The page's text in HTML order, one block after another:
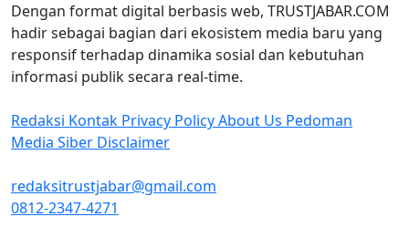
Dengan format digital berbasis web, TRUSTJABAR.COM
hadir sebagai bagian dari ekosistem media baru yang
responsif terhadap dinamika sosial dan kebutuhan
informasi publik secara real-time.
Redaksi Kontak Privacy PolicyAbout Us Pedoman
Media Siber Disclaimer
redaksitrustjabar@gmail.com
0812-2347-4271